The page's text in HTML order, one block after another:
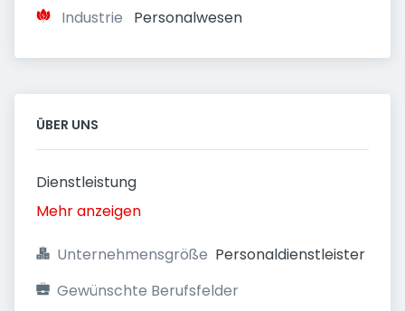
Industrie
Personalwesen
ÜBER UNS
Dienstleistung
Mehr anzeigen
Unternehmensgröße Personaldienstleister
Gewünschte Berufsfelder